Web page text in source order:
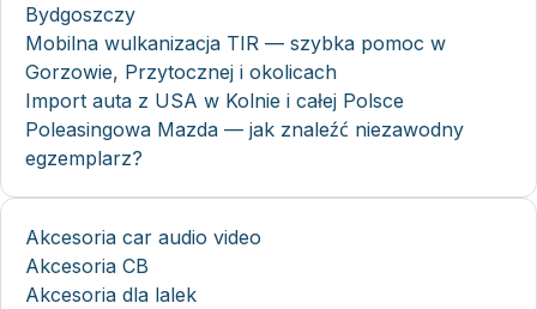
Bydgoszczy
Mobilna wulkanizacja TIR — szybka pomoc w
Gorzowie, Przytocznej i okolicach
Import auta z USA w Kolnie i całej Polsce
Poleasingowa Mazda — jak znaleźć niezawodny
egzemplarz?
Akcesoria car audio video
Akcesoria CB
Akcesoria dla lalek